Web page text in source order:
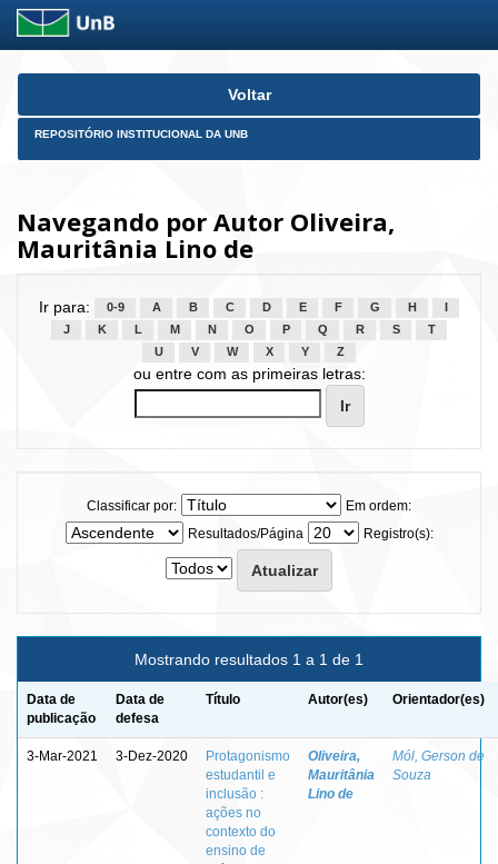
Skip
Voltar
REPOSITÓRIO INSTITUCIONAL DA UNB
Navegando por Autor Oliveira,
Mauritânia Lino de
Ir para: 0-9 A B C D E F G H
J
K L M N O P Q R S
T
U
V W X Y Z
ou entre com as primeiras letras:
Classificar por:
Em ordem:
Resultados/Página
Registro(s):
Mostrando resultados 1 a 1 de 1
Data de
publicação
Data de
defesa
Título Autor(es) Orientador(es)
3-Mar-2021 3-Dez-2020
Protagonismo
estudantil e
inclusão :
ações no
contexto do
ensino de
Oliveira,
Mauritânia
Lino de
Mól, Gerson de
Souza